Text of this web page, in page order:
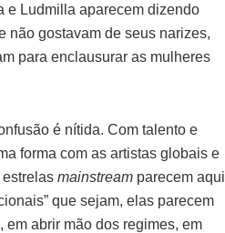
e Ludmilla aparecem dizendo
não gostavam de seus narizes,
para enclausurar as mulheres
é nítida. Com talento e
forma com as artistas globais e
estrelas mainstream parecem aqui
que sejam, elas parecem
em abrir mão dos regimes, em